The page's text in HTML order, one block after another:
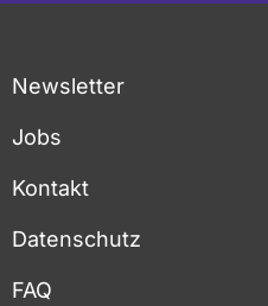
Newsletter
Jobs
Kontakt
Datenschutz
FAQ